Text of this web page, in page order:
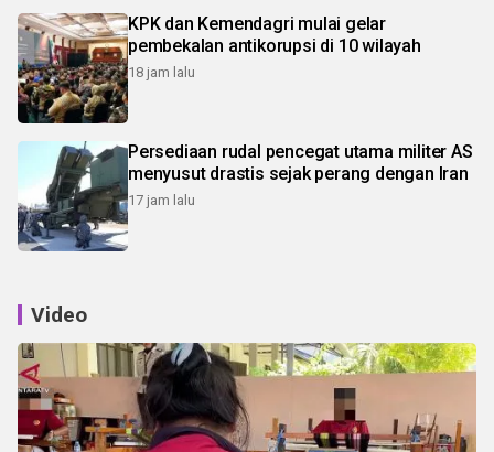
KPK dan Kemendagri mulai gelar
pembekalan antikorupsi di 10 wilayah
18 jam lalu
Persediaan rudal pencegat utama militer AS
menyusut drastis sejak perang dengan Iran
17 jam lalu
Video